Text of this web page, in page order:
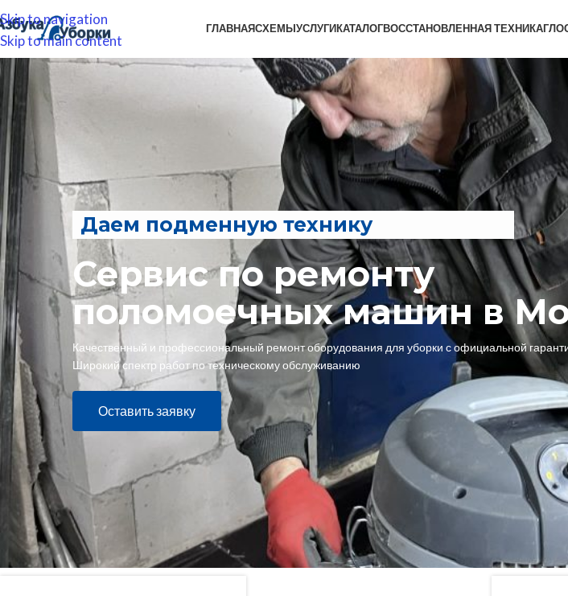
Skip to navigation
Skip to main content
ГЛАВНАЯСХЕМЫУСЛУГИКАТАЛОГВОССТАНОВЛЕННАЯ ТЕХНИКА
Даем подменную технику
Сервис по ремонту
поломоечных машин в
Качественный и профессиональный ремонт оборудования для уборки с официальной
Широкий спектр работ по техническому обслуживанию
Оставить заявку